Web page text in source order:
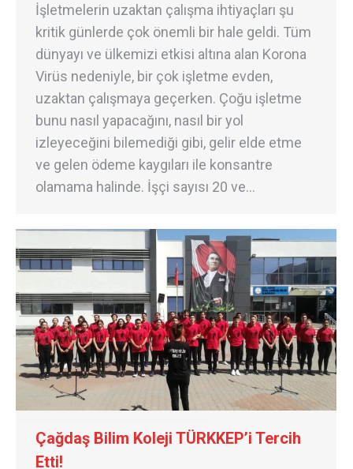
İşletmelerin uzaktan çalışma ihtiyaçları şu
kritik günlerde çok önemli bir hale geldi. Tüm
dünyayı ve ülkemizi etkisi altına alan Korona
Virüs nedeniyle, bir çok işletme evden,
uzaktan çalışmaya geçerken. Çoğu işletme
bunu nasıl yapacağını, nasıl bir yol
izleyeceğini bilemediği gibi, gelir elde etme
ve gelen ödeme kaygıları ile konsantre
olamama halinde. İşçi sayısı 20 ve…
Çağdaş Bilim Koleji TÜRKKEP’i Tercih
Etti!